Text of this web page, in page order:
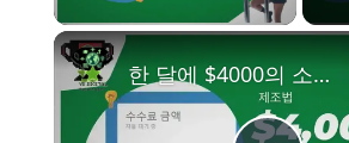
한 달에 $4000의 소극적 소득을 버는 방법은 무엇입니까?